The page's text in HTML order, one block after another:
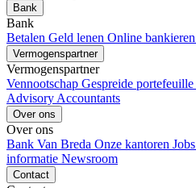
Bank
Bank
Betalen Geld lenen Online bankieren
Vermogenspartner
Vermogenspartner
Vennootschap Gespreide portefeuille
Advisory Accountants
Over ons
Over ons
Bank Van Breda Onze kantoren Jobs
informatie Newsroom
Contact